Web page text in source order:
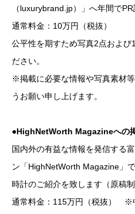
（luxurybrand.jp）」へ年間でPR
通常料金：10万円（税抜）
公平性を期すため写真2点および
ださい。
※掲載に必要な情報や写真素材
うお願い申し上げます。
●HighNetWorth Magazineへの
国内外の有益な情報を発信する
ン「HighNetWorth Magazine」
時計のご紹介を致します（原稿制
通常料金：115万円（税抜） ※